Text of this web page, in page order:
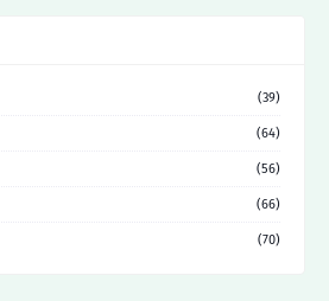
(39)
(64)
(56)
(66)
(70)